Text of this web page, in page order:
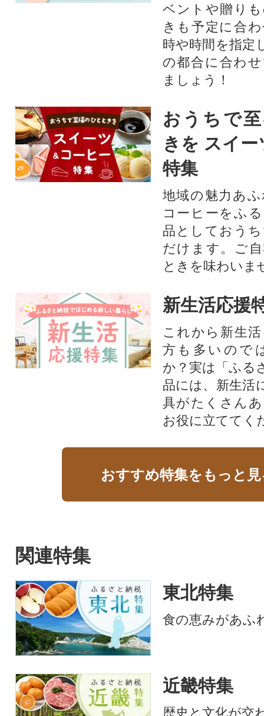
ベントや贈り
きも予定に合
時や時間を指定
の都合に合わ
ましょう！
おうちで
きを スイ
特集
地域の魅力あ
コーヒーをふ
品としておう
だけます。ご
ときを味わいま
新生活応援
これから新生
方も多いので
か？実は「ふる
品には、新生活
具がたくさん
お役に立ててく
おすすめ特集をもっと
関連特集
東北特集
食の恵みがあふ
近畿特集
歴史と文化が交